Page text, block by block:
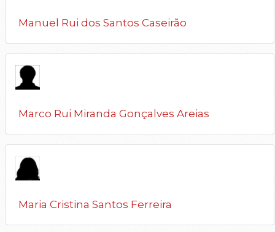
Manuel Rui dos Santos Caseirão
Marco Rui Miranda Gonçalves Areias
Maria Cristina Santos Ferreira